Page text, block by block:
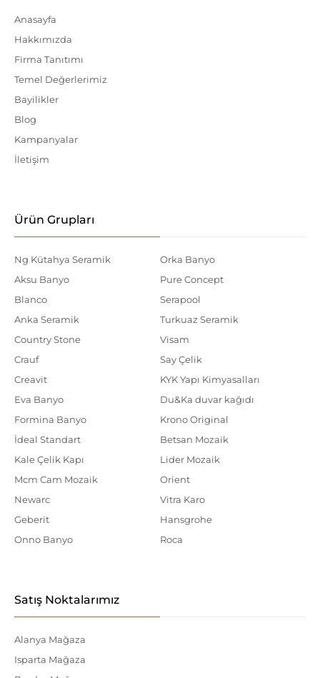
Anasayfa
Hakkımızda
Firma Tanıtımı
Temel Değerlerimiz
Bayilikler
Blog
Kampanyalar
İletişim
Ürün Grupları
Ng Kütahya Seramik
Aksu Banyo
Blanco
Anka Seramik
Country Stone
Crauf
Creavit
Eva Banyo
Formina Banyo
İdeal Standart
Kale Çelik Kapı
Mcm Cam Mozaik
Newarc
Geberit
Onno Banyo
Orka Banyo
Pure Concept
Serapool
Turkuaz Seramik
Visam
Say Çelik
KYK Yapı Kimyasalları
Du&Ka duvar kağıdı
Krono Original
Betsan Mozaik
Lider Mozaik
Orient
Vitra Karo
Hansgrohe
Roca
Satış Noktalarımız
Alanya Mağaza
Isparta Mağaza